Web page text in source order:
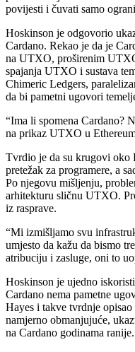
povijesti i čuvati samo
Hoskinson je odgovorio
Cardano. Rekao je da je
na UTXO, proširenim
spajanja UTXO i sustava
Chimeric Ledgers,
da bi pametni ugovori
“Ima li spomena Cardano?
na prikaz UTXO u
Tvrdio je da su krugovi oko
pretežak za programere, a
Po njegovu mišljenju,
arhitekturu sličnu UTXO.
iz rasprave.
“Mi izmišljamo svu
umjesto da kažu da bismo
atribuciju i zasluge, oni to
Hoskinson je ujedno
Cardano nema pametne
Hayes i takve tvrdnje
namjerno obmanjujuće,
na Cardano godinama ranije.